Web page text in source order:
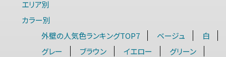
エリア別
カラー別
外壁の人気色ランキングTOP7
ベージュ
白
グレー
ブラウン イエロー
グリーン